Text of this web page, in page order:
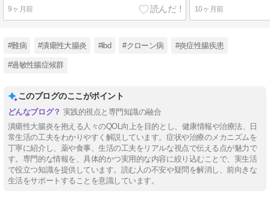
9ヶ月前 10ヶ月前
#難病 #潰瘍性大腸炎 #ibd #クローン病 #炎症性腸疾患
#過敏性腸症候群
このブログのここがポイント
実践的視点と専門知識の融合
潰瘍性大腸炎を抱える人々のQOL向上を目的とし、健康情報や治療法、日
常生活の工夫をわかりやすく解説しています。症状や治療のメカニズムを
丁寧に紹介し、薬や食事、生活の工夫をリアルな視点で伝える点が魅力で
す。専門的な情報を、具体的かつ実用的な内容に絞り込むことで、実生活
で役立つ知識を提供しています。読む人の不安や疑問を解消し、前向きな
生活をサポートすることを意識しています。